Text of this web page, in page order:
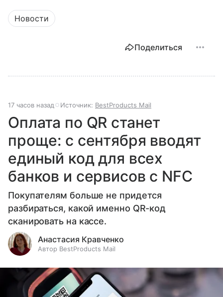
Новости
Поделиться
17 часов назад Источник: BestProducts Mail
Оплата по QR станет
проще: с сентября вводят
единый код для всех
банков и сервисов с NFC
Покупателям больше не придется
разбираться, какой именно QR-код
сканировать на кассе.
Анастасия Кравченко
Автор BestProducts Mail